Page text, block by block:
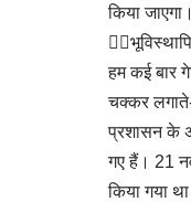
किया जाएगा।
हम कई बार
चक्कर
प्रशासन के
गए हैं। 21
किया गया